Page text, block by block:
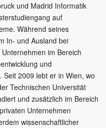
und Madrid Informatik
auf
Während seines
In- und Ausland bei
im Bereich
und
2009 lebt er in Wien, wo
Technischen Universität
und zusätzlich im Bereich
Unternehmen
wissenschaftlicher